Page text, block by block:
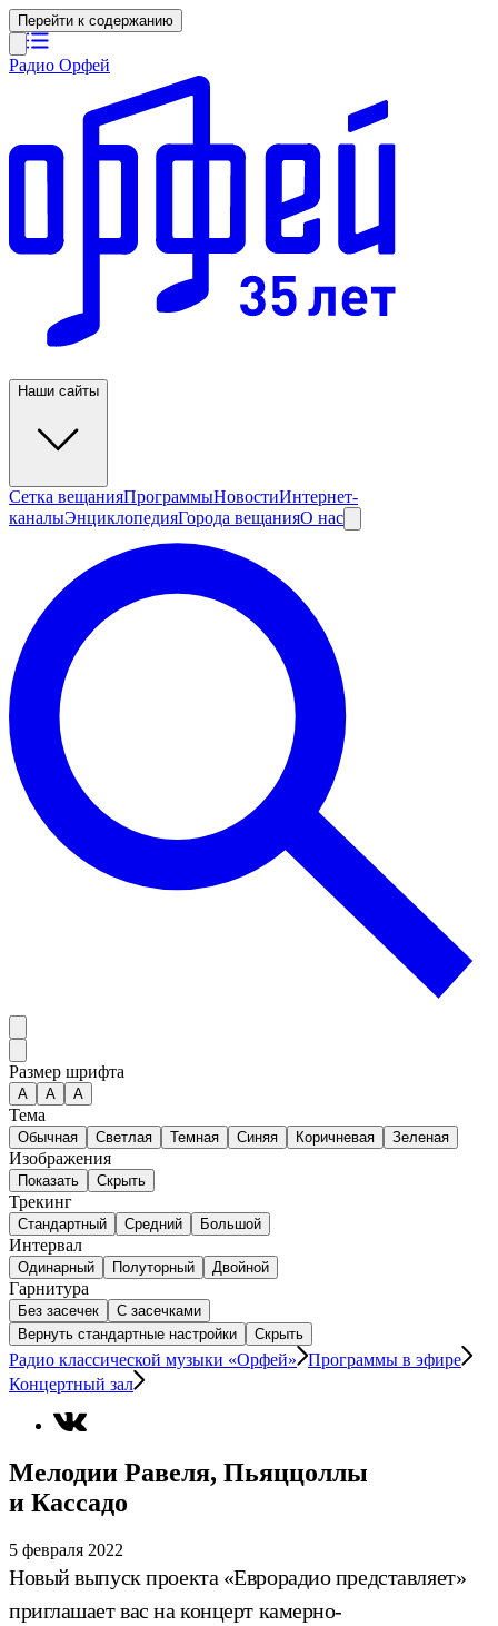
Перейти к содержанию
Радио Орфей
Наши сайты
Сетка вещанияПрограммыНовостиИнтернет-
каналыЭнциклопедияГорода вещанияО нас
Размер шрифта
А A A
Тема
Обычная Светлая Темная Синяя Коричневая Зеленая
Изображения
Показать Скрыть
Трекинг
Стандартный Средний Большой
Интервал
Одинарный Полуторный Двойной
Гарнитура
Без засечек
С засечками
Вернуть стандартные настройки
Скрыть
Радио классической музыки «Орфей»
Программы в эфире
Концертный зал
Мелодии Равеля, Пьяццоллы
и Кассадо
5 февраля 2022
Новый выпуск проекта «Еврорадио представляет»
приглашает вас на концерт камерно-